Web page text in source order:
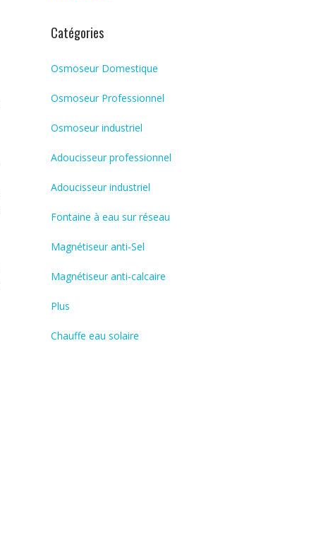
Catégories
Osmoseur Domestique
Osmoseur Professionnel
Osmoseur industriel
Adoucisseur professionnel
Adoucisseur industriel
Fontaine à eau sur réseau
Magnétiseur anti-Sel
Magnétiseur anti-calcaire
Plus
Chauffe eau solaire